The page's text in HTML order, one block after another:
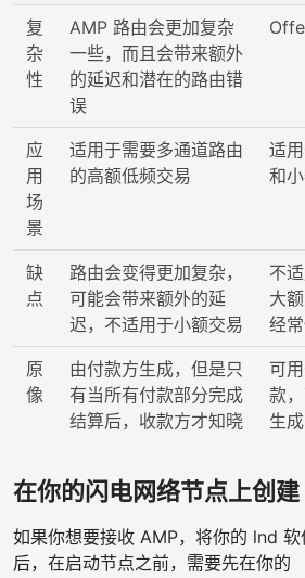
复
杂
性
AMP 路由会更加复杂
一些，而且会带来额外
的延迟和潜在的路由错
误
应
用
场
景
适用于需要多通道路由
的高额低频交易
适
和
缺
点
路由会变得更加复杂，
可能会带来额外的延
迟，不适用于小额交易
不
大
经
原
像
由付款方生成，但是只
有当所有付款部分完成
结算后，收款方才知晓
可
款
生成
在你的闪电网络节点上创
如果你想要接收 AMP，将你的 lnd
后，在启动节点之前，需要先在你的